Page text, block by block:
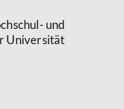
und
Universität